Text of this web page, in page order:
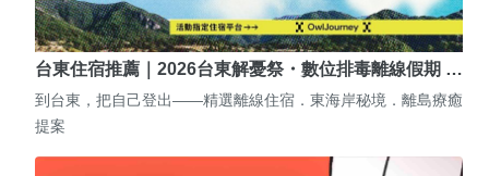
台東住宿推薦｜2026台東解憂祭・數位排毒離線假期 …
到台東，把自己登出——精選離線住宿．東海岸秘境．離島療癒
提案